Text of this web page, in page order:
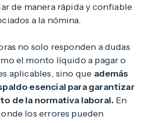
de manera rápida y confiable
a la nómina.
no solo responden a dudas
el monto líquido a pagar o
aplicables, sino que además
esencial para garantizar
de la normativa laboral. En
los errores pueden